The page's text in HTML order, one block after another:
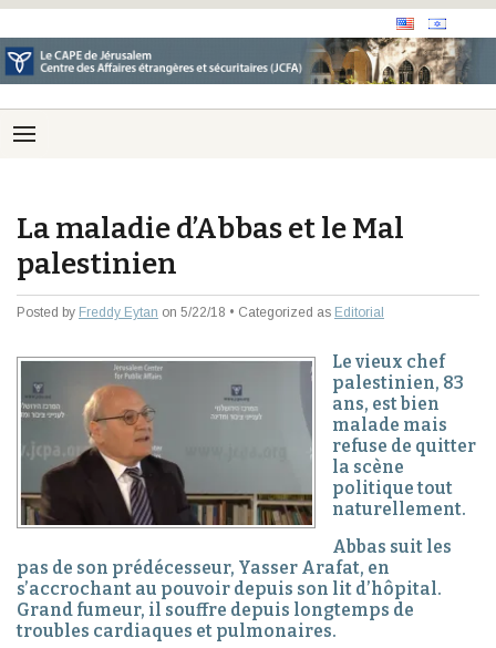
La maladie d’Abbas et le Mal
palestinien
Posted by Freddy Eytan on 5/22/18 • Categorized as Editorial
Le vieux chef
palestinien, 83
ans, est bien
malade mais
refuse de quitter
la scène
politique tout
naturellement.
Abbas suit les
pas de son prédécesseur, Yasser Arafat, en
s’accrochant au pouvoir depuis son lit d’hôpital.
Grand fumeur, il souffre depuis longtemps de
troubles cardiaques et pulmonaires.